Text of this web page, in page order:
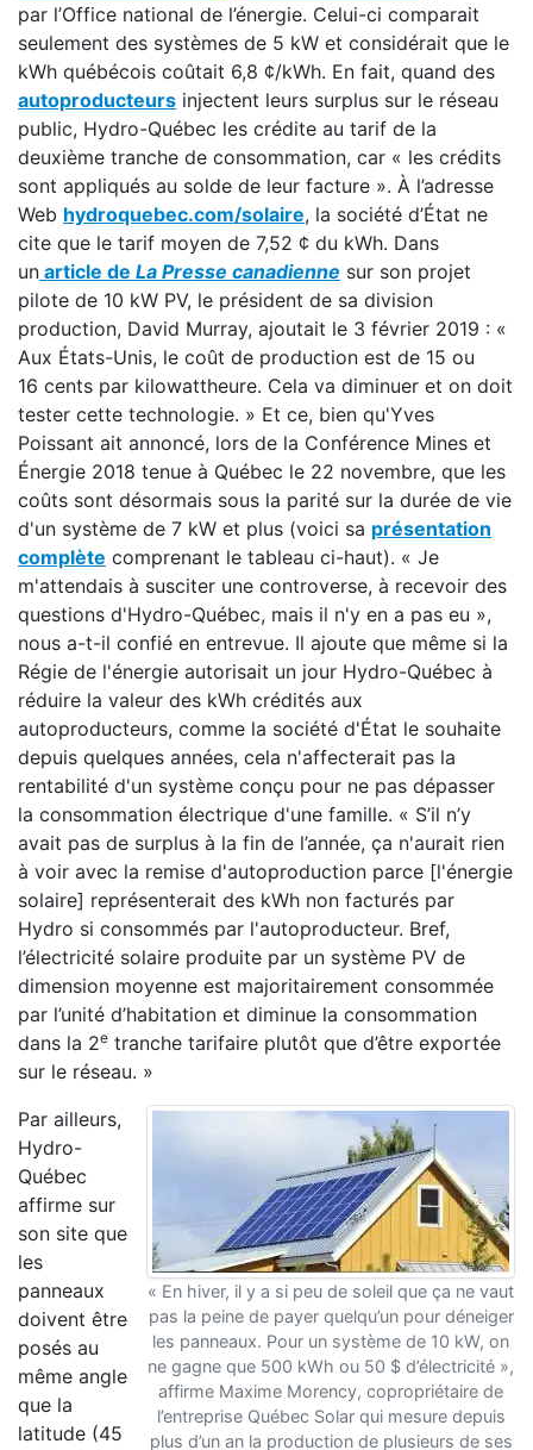
par l’Office national de l’énergie. Celui-ci comparait
seulement des systèmes de 5 kW et considérait que le
kWh québécois coûtait 6,8 ¢/kWh. En fait, quand des
autoproducteurs injectent leurs surplus sur le réseau
public, Hydro-Québec les crédite au tarif de la
deuxième tranche de consommation, car « les crédits
sont appliqués au solde de leur facture ». À l’adresse
Web hydroquebec.com/solaire, la société d’État ne
cite que le tarif moyen de 7,52 ¢ du kWh. Dans
un article de La Presse canadienne sur son projet
pilote de 10 kW PV, le président de sa division
production, David Murray, ajoutait le 3 février 2019 : «
Aux États-Unis, le coût de production est de 15 ou
16 cents par kilowattheure. Cela va diminuer et on doit
tester cette technologie. » Et ce, bien qu'Yves
Poissant ait annoncé, lors de la Conférence Mines et
Énergie 2018 tenue à Québec le 22 novembre, que les
coûts sont désormais sous la parité sur la durée de vie
d'un système de 7 kW et plus (voici sa présentation
complète comprenant le tableau ci-haut). « Je
m'attendais à susciter une controverse, à recevoir des
questions d'Hydro-Québec, mais il n'y en a pas eu »,
nous a-t-il confié en entrevue. Il ajoute que même si la
Régie de l'énergie autorisait un jour Hydro-Québec à
réduire la valeur des kWh crédités aux
autoproducteurs, comme la société d'État le souhaite
depuis quelques années, cela n'affecterait pas la
rentabilité d'un système conçu pour ne pas dépasser
la consommation électrique d'une famille. « S’il n’y
avait pas de surplus à la fin de l’année, ça n'aurait rien
à voir avec la remise d'autoproduction parce [l'énergie
solaire] représenterait des kWh non facturés par
Hydro si consommés par l'autoproducteur. Bref,
l’électricité solaire produite par un système PV de
dimension moyenne est majoritairement consommée
par l’unité d’habitation et diminue la consommation
dans la 2e tranche tarifaire plutôt que d’être exportée
sur le réseau. »
« En hiver, il y a si peu de soleil que ça ne vaut
pas la peine de payer quelqu’un pour déneiger
les panneaux. Pour un système de 10 kW, on
ne gagne que 500 kWh ou 50 $ d’électricité »,
affirme Maxime Morency, copropriétaire de
l’entreprise Québec Solar qui mesure depuis
plus d’un an la production de plusieurs de ses
Par ailleurs,
Hydro-
Québec
affirme sur
son site que
les
panneaux
doivent être
posés au
même angle
que la
latitude (45